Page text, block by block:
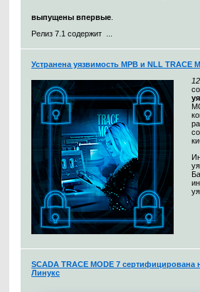
выпущены впервые
Релиз 7.1 содержит ...
Устранена уязвимость МРВ и NLL TRACE
SCADA TRACE MODE 7
Линукс